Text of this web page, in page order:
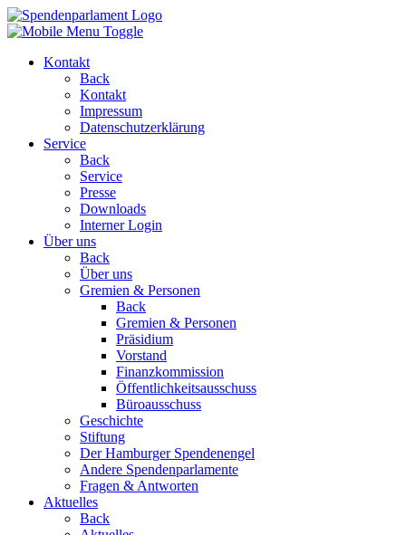
Kontakt
Back
Kontakt
Impressum
Datenschutzerklärung
Service
Back
Service
Presse
Downloads
Interner Login
Über uns
Back
Über uns
Gremien & Personen
Back
Gremien & Personen
Präsidium
Vorstand
Finanzkommission
Öffentlichkeitsausschuss
Büroausschuss
Geschichte
Stiftung
Der Hamburger Spendenengel
Andere Spendenparlamente
Fragen & Antworten
Aktuelles
Back